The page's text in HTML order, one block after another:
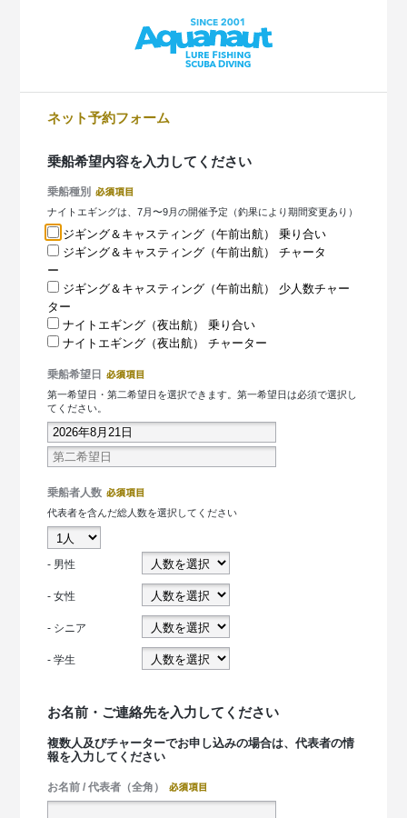
ネット予約フォーム
乗船希望内容を入力してください
乗船種別
ナイトエギングは、7月〜9月の開催予定（釣果により期間変更あり）
ジギング＆キャスティング（午前出航） 乗り合い
ジギング＆キャスティング（午前出航） チャータ
ー
ジギング＆キャスティング（午前出航） 少人数チャー
ター
ナイトエギング（夜出航） 乗り合い
ナイトエギング（夜出航） チャーター
乗船希望日
第一希望日・第二希望日を選択できます。第一希望日は必須で選択し
てください。
乗船者人数
代表者を含んだ総人数を選択してください
- 男性
- 女性
- シニア
- 学生
お名前・ご連絡先を入力してください
複数人及びチャーターでお申し込みの場合は、代表者の情
報を入力してください
お名前 / 代表者（全角）